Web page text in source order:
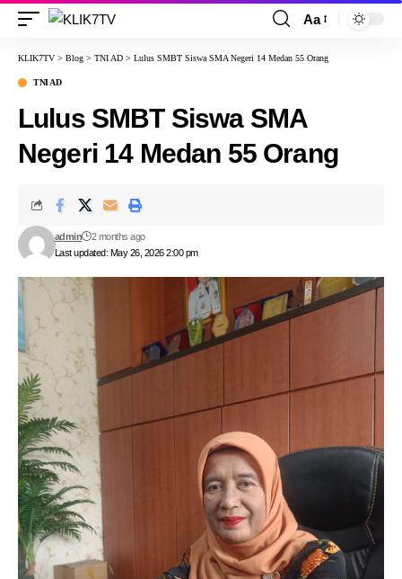
Aa
KLIK7TV > Blog > TNI AD > Lulus SMBT Siswa SMA Negeri 14 Medan 55 Orang
TNI AD
Lulus SMBT Siswa SMA
Negeri 14 Medan 55 Orang
Last updated: May 26, 2026 2:00 pm
admin 2 months ago